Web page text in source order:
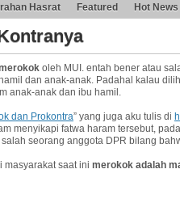
Hasrat Featured Hot News
oleh MUI. entah bener atau
dan anak-anak. Padahal kalau
anak-anak dan ibu hamil.
dan Prokontra” yang juga aku tulis di
menyikapi fatwa haram tersebut,
seorang anggota DPR bilang
masyarakat saat ini merokok adalah